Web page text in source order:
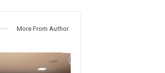
More From Author